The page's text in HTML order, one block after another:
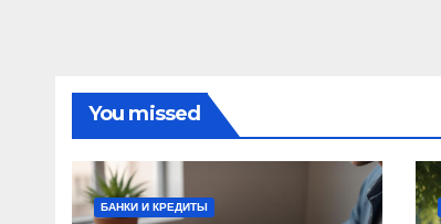
You missed
БАНКИ И КРЕДИТЫ